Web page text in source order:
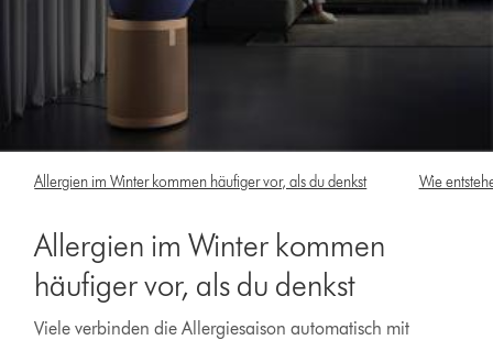
Allergien im Winter kommen häufiger vor, als du denkst Wie
Allergien im Winter kommen
häufiger vor, als du denkst
Viele verbinden die Allergiesaison automatisch mit